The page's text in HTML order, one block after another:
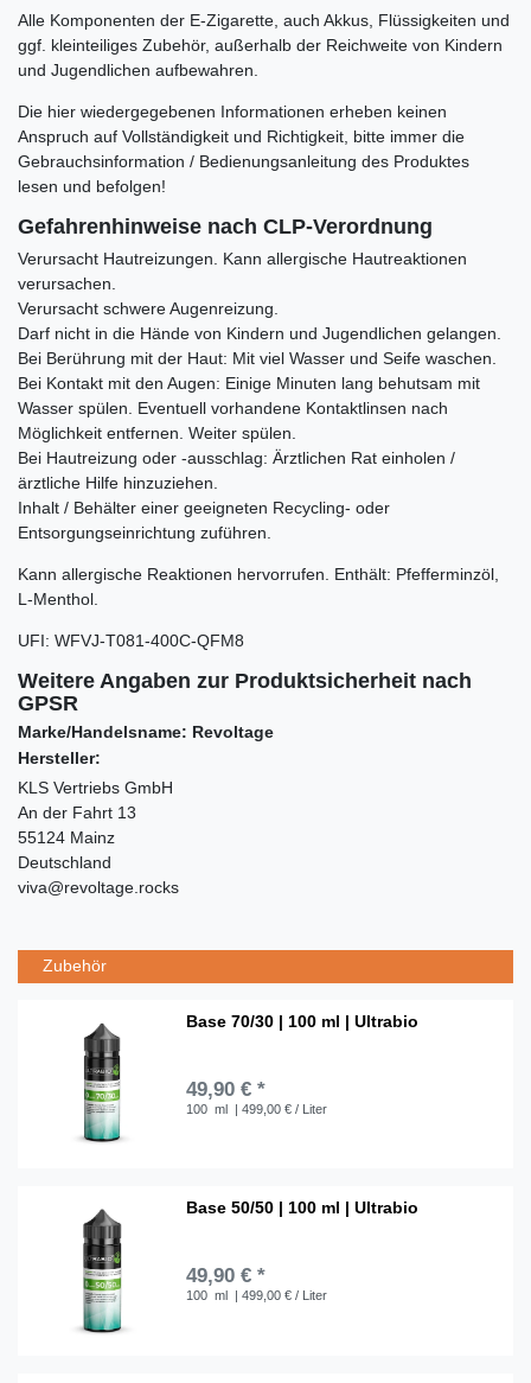
Alle Komponenten der E-Zigarette, auch Akkus, Flüssigkeiten und
ggf. kleinteiliges Zubehör, außerhalb der Reichweite von Kindern
und Jugendlichen aufbewahren.
Die hier wiedergegebenen Informationen erheben keinen
Anspruch auf Vollständigkeit und Richtigkeit, bitte immer die
Gebrauchsinformation / Bedienungsanleitung des Produktes
lesen und befolgen!
Gefahrenhinweise nach CLP-Verordnung
Verursacht Hautreizungen. Kann allergische Hautreaktionen
verursachen.
Verursacht schwere Augenreizung.
Darf nicht in die Hände von Kindern und Jugendlichen gelangen.
Bei Berührung mit der Haut: Mit viel Wasser und Seife waschen.
Bei Kontakt mit den Augen: Einige Minuten lang behutsam mit
Wasser spülen. Eventuell vorhandene Kontaktlinsen nach
Möglichkeit entfernen. Weiter spülen.
Bei Hautreizung oder -ausschlag: Ärztlichen Rat einholen /
ärztliche Hilfe hinzuziehen.
Inhalt / Behälter einer geeigneten Recycling- oder
Entsorgungseinrichtung zuführen.
Kann allergische Reaktionen hervorrufen. Enthält: Pfefferminzöl,
L-Menthol.
UFI: WFVJ-T081-400C-QFM8
Weitere Angaben zur Produktsicherheit nach
GPSR
Marke/Handelsname: Revoltage
Hersteller:
KLS Vertriebs GmbH
An der Fahrt 13
55124 Mainz
Deutschland
viva@revoltage.rocks
Zubehör
Base 70/30 | 100 ml | Ultrabio
49,90 € *
100 ml | 499,00 € / Liter
Base 50/50 | 100 ml | Ultrabio
49,90 € *
100 ml | 499,00 € / Liter